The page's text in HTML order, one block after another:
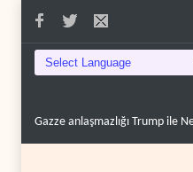
ittifakını sın.. Rızai ve